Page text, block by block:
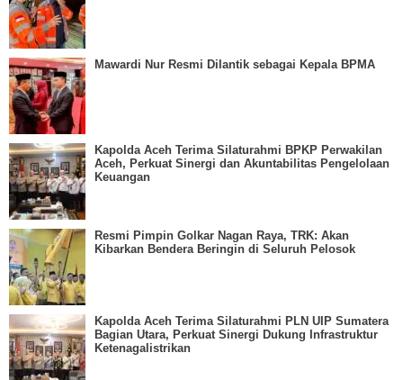
Mawardi Nur Resmi Dilantik sebagai Kepala BPMA
Kapolda Aceh Terima Silaturahmi BPKP Perwakilan
Aceh, Perkuat Sinergi dan Akuntabilitas Pengelolaan
Keuangan
Resmi Pimpin Golkar Nagan Raya, TRK: Akan
Kibarkan Bendera Beringin di Seluruh Pelosok
Kapolda Aceh Terima Silaturahmi PLN UIP Sumatera
Bagian Utara, Perkuat Sinergi Dukung Infrastruktur
Ketenagalistrikan